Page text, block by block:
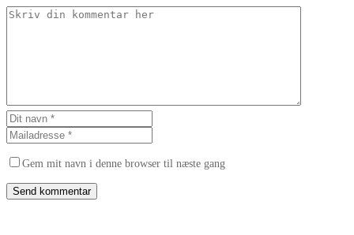
Gem mit navn i denne browser til næste gang